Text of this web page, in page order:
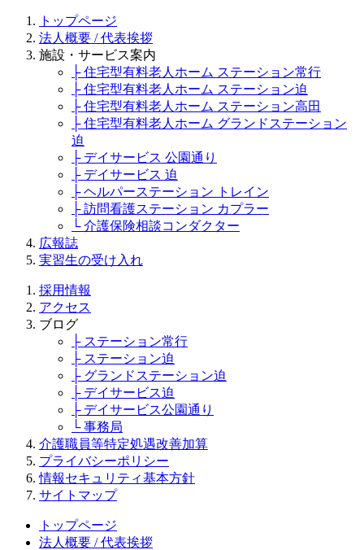
トップページ
法人概要 / 代表挨拶
施設・サービス案内
├ 住宅型有料老人ホーム ステーション常行
├ 住宅型有料老人ホーム ステーション迫
├ 住宅型有料老人ホーム ステーション高田
├ 住宅型有料老人ホーム グランドステーション
迫
├ デイサービス 公園通り
├ デイサービス 迫
├ ヘルパーステーション トレイン
├ 訪問看護ステーション カプラー
└ 介護保険相談コンダクター
広報誌
実習生の受け入れ
採用情報
アクセス
ブログ
├ ステーション常行
├ ステーション迫
├ グランドステーション迫
├ デイサービス迫
├ デイサービス公園通り
└ 事務局
介護職員等特定処遇改善加算
プライバシーポリシー
情報セキュリティ基本方針
サイトマップ
トップページ
法人概要 / 代表挨拶